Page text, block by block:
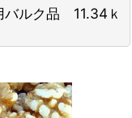
ルク品 11.34ｋ